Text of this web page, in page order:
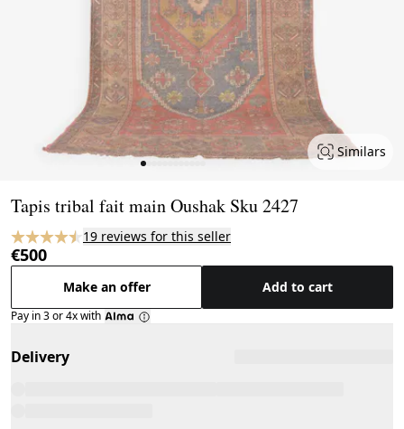
Similars
Tapis tribal fait main Oushak Sku 2427
19 reviews for this seller
€500
Make an offer Add to cart
Pay in 3 or 4x with
Delivery